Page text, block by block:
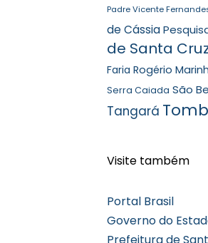
Padre Vicente
de Cássia
de Santa
Faria Rogério
Serra Caiada São
Tangará
Visite também
Portal Brasil
Governo do